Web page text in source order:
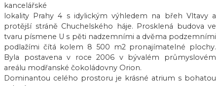
kancelářské
lokality Prahy 4 s idylickým výhledem na břeh Vltavy a
protější stráně Chuchelského háje. Prosklená budova ve
tvaru písmene U s pěti nadzemními a dvěma podzemními
podlažími čítá kolem 8 500 m2 pronajímatelné plochy.
Byla postavena v roce 2006 v bývalém průmyslovém
areálu modřanské čokoládovny Orion.
Dominantou celého prostoru je krásné atrium s bohatou